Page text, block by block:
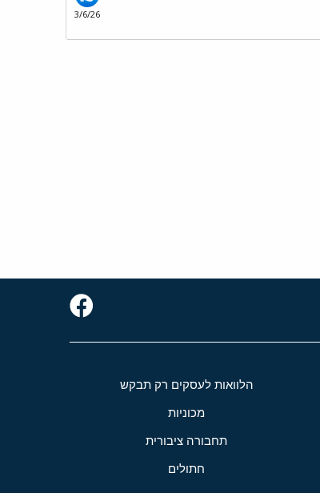
3/6/26
הלוואות לעסקים רק תבקש
מכוניות
תחבורה ציבורית
חתולים